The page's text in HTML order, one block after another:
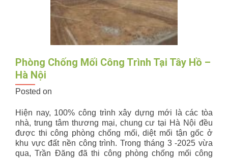
Phòng Chống Mối Công Trình Tại Tây Hồ –
Hà Nội
Posted on
Hiện nay, 100% công trình xây dựng mới là các tòa
nhà, trung tâm thương mại, chung cư tại Hà Nội đều
được thi công phòng chống mối, diệt mối tận gốc ở
khu vực đất nền công trình. Trong tháng 3 -2025 vừa
qua, Trần Đăng đã thi công phòng chống mối công